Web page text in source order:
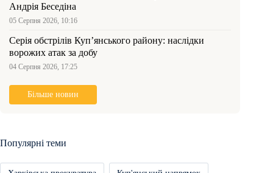
Андрія Беседіна
05 Серпня 2026, 10:16
Серія обстрілів Куп’янського району: наслідки
ворожих атак за добу
04 Серпня 2026, 17:25
Більше новин
Популярні теми